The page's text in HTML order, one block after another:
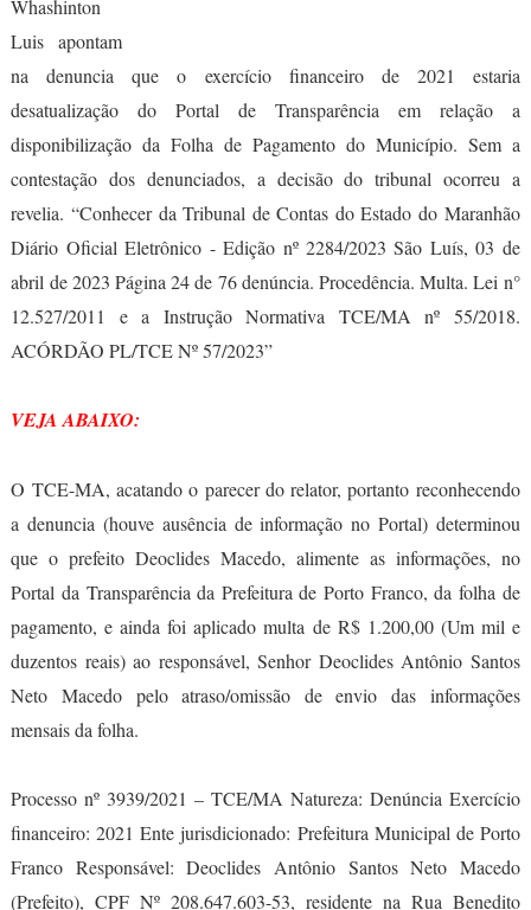
Whashinton
Luis apontam
na denuncia que o exercício financeiro de 2021 estaria
desatualização do Portal de Transparência em relação a
disponibilização da Folha de Pagamento do Município. Sem a
contestação dos denunciados, a decisão do tribunal ocorreu a
revelia. “Conhecer da Tribunal de Contas do Estado do Maranhão
Diário Oficial Eletrônico - Edição nº 2284/2023 São Luís, 03 de
abril de 2023 Página 24 de 76 denúncia. Procedência. Multa. Lei n°
12.527/2011 e a Instrução Normativa TCE/MA nº 55/2018.
ACÓRDÃO PL/TCE Nº 57/2023”
VEJA ABAIXO:
O TCE-MA, acatando o parecer do relator, portanto reconhecendo
a denuncia (houve ausência de informação no Portal) determinou
que o prefeito Deoclides Macedo, alimente as informações, no
Portal da Transparência da Prefeitura de Porto Franco, da folha de
pagamento, e ainda foi aplicado multa de R$ 1.200,00 (Um mil e
duzentos reais) ao responsável, Senhor Deoclides Antônio Santos
Neto Macedo pelo atraso/omissão de envio das informações
mensais da folha.
Processo nº 3939/2021 – TCE/MA Natureza: Denúncia Exercício
financeiro: 2021 Ente jurisdicionado: Prefeitura Municipal de Porto
Franco Responsável: Deoclides Antônio Santos Neto Macedo
(Prefeito), CPF Nº 208.647.603-53, residente na Rua Benedito